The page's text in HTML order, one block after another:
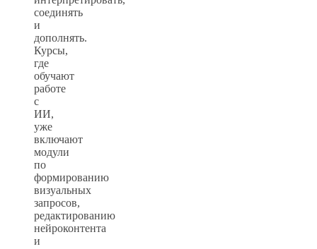
соединять
и
дополнять.
Курсы,
где
обучают
работе
с
ИИ,
уже
включают
модули
по
формированию
визуальных
запросов,
редактированию
нейроконтента
и